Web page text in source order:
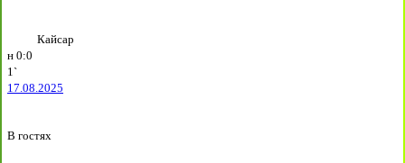
Кайсар
н 0:0
1`
17.08.2025
В гостях